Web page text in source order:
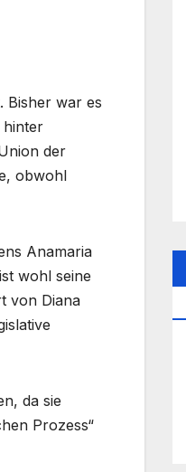
Bisher war es
hinter
der
obwohl
Anamaria
wohl seine
von Diana
da sie
Prozess“